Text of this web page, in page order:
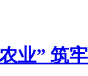
业” 筑